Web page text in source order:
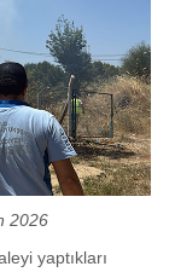
2026
yaptıkları